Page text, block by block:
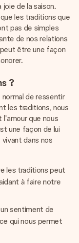
de la saison.
les traditions que
pas de simples
de nos relations
être une façon
?
de ressentir
les traditions, nous
l'amour que nous
une façon de lui
dans nos
les traditions peut
à faire notre
sentiment de
qui nous permet